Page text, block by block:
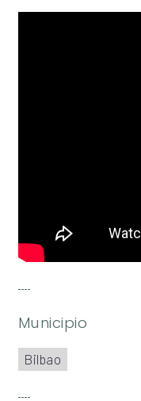
Municipio
Bilbao